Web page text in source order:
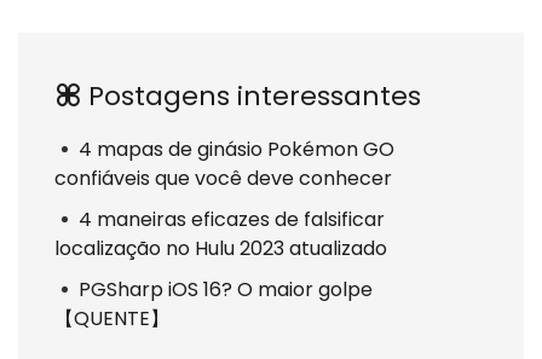
Postagens interessantes
4 mapas de ginásio Pokémon GO
confiáveis que você deve conhecer
4 maneiras eficazes de falsificar
localização no Hulu 2023 atualizado
PGSharp iOS 16? O maior golpe
【QUENTE】